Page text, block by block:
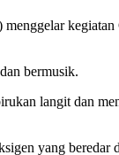
kegiatan
bermusik.
langit dan
yang beredar